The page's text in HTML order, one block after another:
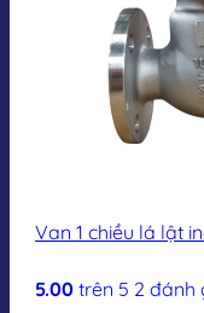
Van 1 chiều lá lật
5.00 trên 5 2 đánh